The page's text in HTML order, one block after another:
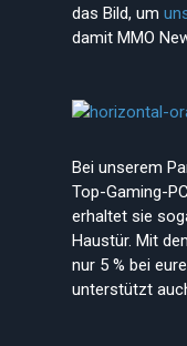
das Bild, um
damit MMO
Bei unserem
Top-Gaming-
erhaltet sie
Haustür. Mit
nur 5 % bei
unterstützt